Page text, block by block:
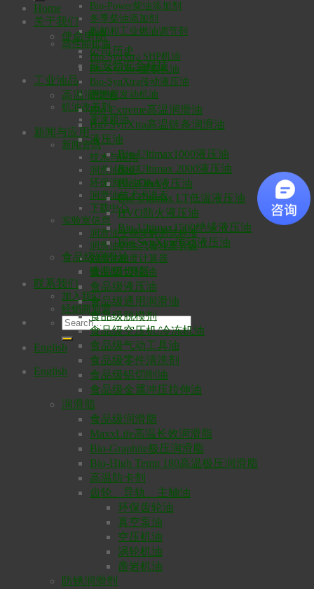
Bio-Power柴油添加剂
冬季柴油添加剂
船舶和工业燃油调节剂
高性能机油
Bio-SynXtra SHP机油
Bio-SynXtra重载机油
Bio-SynXtra传动液压油
两冲程发动机油
机油改善剂
变速箱油
新闻与应用
新闻资讯
技术与应用
润滑油知识
环保润滑油Q&A
润滑油技术术语表
下载中心
实验室信息
润滑油生物降解测试标准
润滑油的生态毒性及分级
润滑油粘度计算器
碳排放计算器
联系我们
加入我们
经销商加盟
English
English
Home
关于我们
使命申明
公司历史
瑞安勃安全科技
工业油品
高温润滑油
Bio-Extreme高温润滑油
Bio-SynXtra高温链条润滑油
液压油
Bio-Ultimax1000液压油
Bio-Ultimax 2000液压油
Bio-Fleet液压油
Bio-Ultimax LT低温液压油
HVO防火液压油
Bio-Ultimax1500绝缘液压油
Bio-SynXtra传动液压油
食品级润滑油
食品级齿轮油
食品级液压油
食品级通用润滑油
食品级脱模剂
食品级空压机/冷冻机油
食品级气动工具油
食品级零件清洗剂
食品级铝切削油
食品级金属冲压拉伸油
润滑脂
食品级润滑脂
MaxxLife高温长效润滑脂
Bio-Graphite极压润滑脂
Bio-High Temp 180高温极压润滑脂
高温防卡剂
齿轮、导轨、主轴油
环保齿轮油
真空泵油
空压机油
涡轮机油
凿岩机油
防锈润滑剂